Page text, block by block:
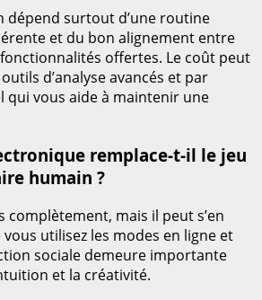
dépend surtout d’une routine
et du bon alignement entre
offertes. Le coût peut
d’analyse avancés et par
qui vous aide à maintenir une
remplace-t-il le jeu
humain ?
complètement, mais il peut s’en
utilisez les modes en ligne et
sociale demeure importante
et la créativité.